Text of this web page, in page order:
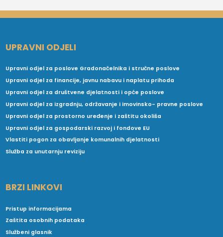
UPRAVNI ODJELI
Upravni odjel za poslove Gradonačelnika i stručne poslove
Upravni odjel za financije, javnu nabavu i naplatu prihoda
Upravni odjel za društvene djelatnosti i opće poslove
Upravni odjel za izgradnju, održavanje i imovinsko- pravne poslove
Upravni odjel za prostorno uređenje i zaštitu okoliša
Upravni odjel za gospodarski razvoj i fondove EU
Vlastiti pogon za obavljanje komunalnih djelatnosti
Služba za unutarnju reviziju
BRZI LINKOVI
Pristup informacijama
Zaštita osobnih podataka
Službeni glasnik